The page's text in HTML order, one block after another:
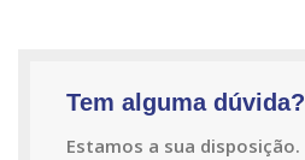
Tem alguma dúvida?
Estamos a sua disposição.